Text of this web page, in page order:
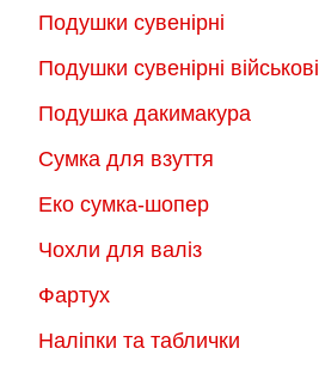
Подушки сувенірні
Подушки сувенірні військові
Подушка дакимакура
Сумка для взуття
Еко сумка-шопер
Чохли для валіз
Фартух
Наліпки та таблички